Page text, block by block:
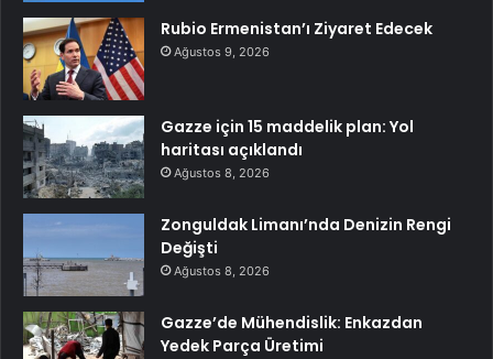
Rubio Ermenistan’ı Ziyaret Edecek
Ağustos 9, 2026
Gazze için 15 maddelik plan: Yol
haritası açıklandı
Ağustos 8, 2026
Zonguldak Limanı’nda Denizin Rengi
Değişti
Ağustos 8, 2026
Gazze’de Mühendislik: Enkazdan
Yedek Parça Üretimi